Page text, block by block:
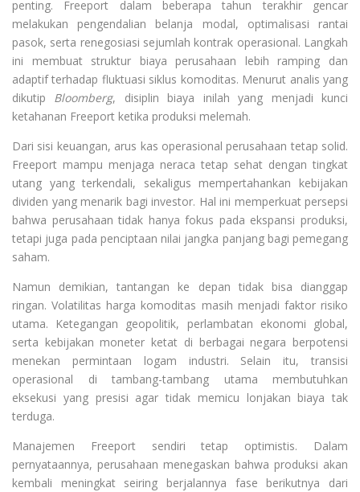
penting. Freeport dalam beberapa tahun terakhir gencar
melakukan pengendalian belanja modal, optimalisasi rantai
pasok, serta renegosiasi sejumlah kontrak operasional. Langkah
ini membuat struktur biaya perusahaan lebih ramping dan
adaptif terhadap fluktuasi siklus komoditas. Menurut analis yang
dikutip Bloomberg, disiplin biaya inilah yang menjadi kunci
ketahanan Freeport ketika produksi melemah.
Dari sisi keuangan, arus kas operasional perusahaan tetap solid.
Freeport mampu menjaga neraca tetap sehat dengan tingkat
utang yang terkendali, sekaligus mempertahankan kebijakan
dividen yang menarik bagi investor. Hal ini memperkuat persepsi
bahwa perusahaan tidak hanya fokus pada ekspansi produksi,
tetapi juga pada penciptaan nilai jangka panjang bagi pemegang
saham.
Namun demikian, tantangan ke depan tidak bisa dianggap
ringan. Volatilitas harga komoditas masih menjadi faktor risiko
utama. Ketegangan geopolitik, perlambatan ekonomi global,
serta kebijakan moneter ketat di berbagai negara berpotensi
menekan permintaan logam industri. Selain itu, transisi
operasional di tambang-tambang utama membutuhkan
eksekusi yang presisi agar tidak memicu lonjakan biaya tak
terduga.
Manajemen Freeport sendiri tetap optimistis. Dalam
pernyataannya, perusahaan menegaskan bahwa produksi akan
kembali meningkat seiring berjalannya fase berikutnya dari